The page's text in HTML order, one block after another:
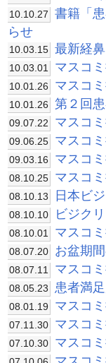
10.10.27
書籍「
らせ
10.03.15 最新経
10.03.01 マスコ
10.01.26 マスコ
10.01.26 第２回
09.07.22 マスコ
09.06.25 マスコ
09.03.16 マスコ
08.10.25 マスコ
08.10.13 日本ビ
08.10.10 ビジク
08.10.01 マスコ
08.07.20 お盆期
08.07.11 マスコ
08.05.23 患者満
08.01.19 マスコ
07.11.30 マスコ
07.10.30 マスコ